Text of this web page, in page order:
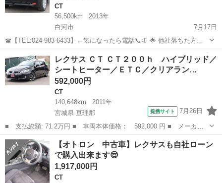
CT
56,500km
2013年
白河市
7月17日
☎【TEL:024-983-6433】←気になったら電話📞🤙 🌟 他社落ちた方、
オトロンは見捨てません 🌟 💰 金利ゼロで夢のクルマをGET 💰 今回
のお車はこちら🚗 https://www.otoron.jp/l...
白河市 CT
レクサス ＣＴ ＣＴ２００ｈ ハイブリッド／
シートヒーター／ＥＴＣ／クリアラン…
592,000円
CT
140,648km
2011年
宮城県 亘理郡
提携サイト 7月26日
■ 支払総額: 71.2万円 ■ 車両本体価格： 592,000 円 ■ メーカー
名： レクサス ■ 車種名： ＣＴ ■ グレード名： ＣＴ２００
ｈ ハイブリッド／シートヒーター／ＥＴＣ／クリアランスソナー／
保証車検整備付...
宮城 亘理郡 CT
【オトロン 中古車】レクサスも自社ローン
で購入出来ます😎
1,917,000円
CT